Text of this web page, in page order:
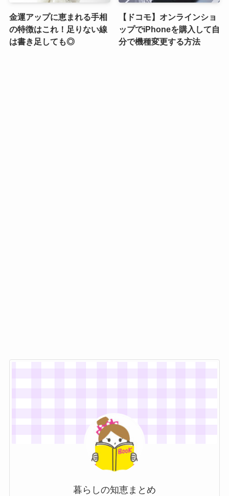
金運アップに恵まれる手相
の特徴はこれ！足りない線
は書き足しても◎
【ドコモ】オンラインショ
ップでiPhoneを購入して自
分で機種変更する方法
暮らしの知恵まとめ